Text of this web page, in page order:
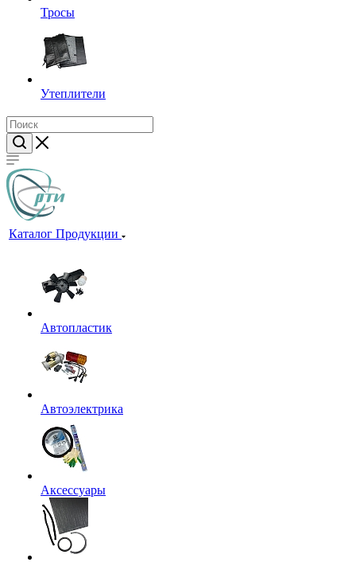
Тросы
Утеплители
Каталог Продукции
Автопластик
Автоэлектрика
Аксессуары